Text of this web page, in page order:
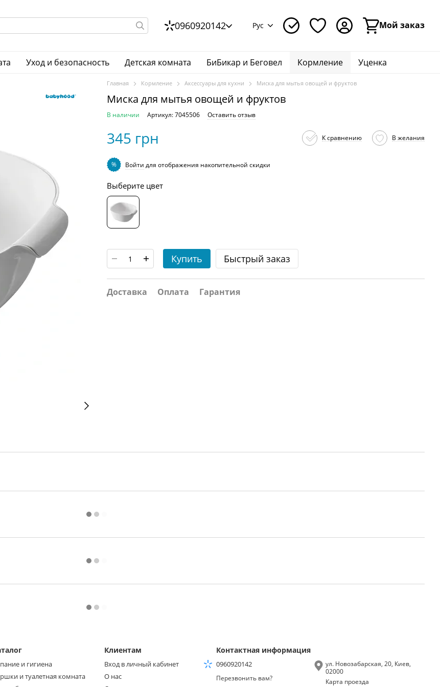
0960920142 Рус Мой заказ
Уход и безопасность Детская комната БиБикар и Беговел Кормление Уценка
Главная Кормление Аксессуары для кухни Миска для мытья овощей и фруктов
Миска для мытья овощей и фруктов
В наличии Артикул: 7045506 Оставить отзыв
345 грн К сравнению В желания
% Войти для отображения накопительной скидки
Выберите цвет
Купить Быстрый заказ
Доставка Оплата Гарантия
и гигиена
и туалетная комната
Клиентам
Вход в личный кабинет
О нас
Контактная информация
0960920142
Перезвонить вам?
ул. Новозабарская, 20, Киев,
02000
Карта проезда